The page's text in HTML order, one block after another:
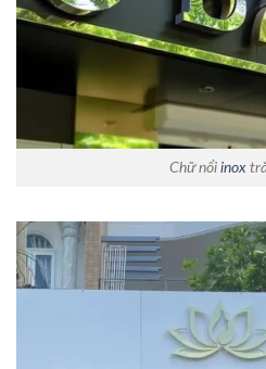
Chữ nổi inox